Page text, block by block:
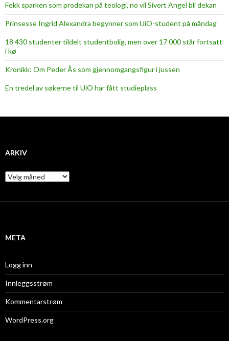
Fekk sparken som prodekan på teologi, no vil Sivert Angel bli dekan
Prinsesse Ingrid Alexandra begynner som UiO-student på måndag
18 430 studenter tildelt studentbolig, men over 17 000 står fortsatt
i kø
Kronikk: Om Peder Ås som gjennomgangsfigur i jussen
En tredel av søkerne til UiO har fått studieplass
ARKIV
A
r
i
META
Logg inn
Innleggsstrøm
Kommentarstrøm
WordPress.org